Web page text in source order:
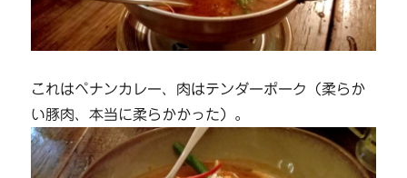
これはペナンカレー、肉はテンダーポーク（柔らか
い豚肉、本当に柔らかかった）。